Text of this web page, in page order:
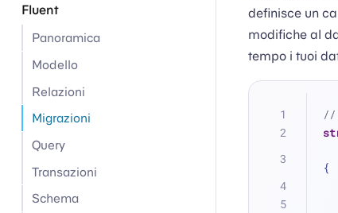
Fluent
Panoramica
Modello
Relazioni
Migrazioni
Query
Transazioni
Schema
definisce un
modifiche al
tempo i tuoi
//
{